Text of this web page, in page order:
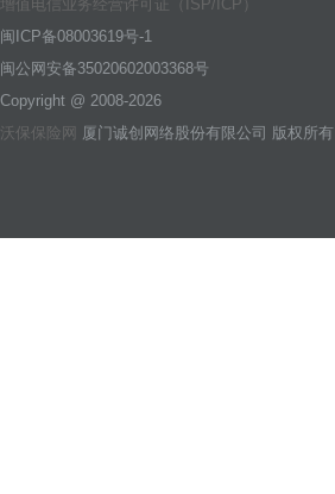
增值电信业务经营许可证（ISP/ICP）
闽ICP备08003619号-1
闽公网安备35020602003368号
Copyright @ 2008-2026
沃保保险网 厦门诚创网络股份有限公司 版权所有